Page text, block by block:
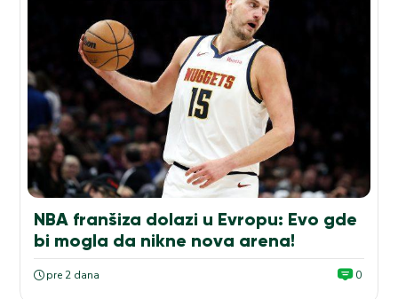
NBA franšiza dolazi u Evropu: Evo gde
bi mogla da nikne nova arena!
pre 2 dana 0